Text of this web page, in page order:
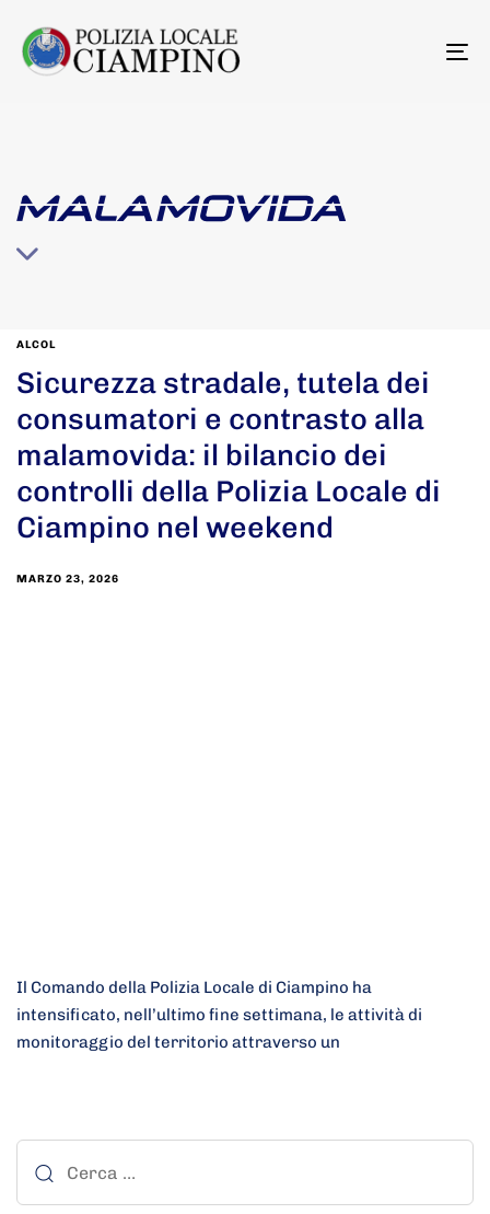
MALAMOVIDA
ALCOL
Sicurezza stradale, tutela dei
consumatori e contrasto alla
malamovida: il bilancio dei
controlli della Polizia Locale di
Ciampino nel weekend
MARZO 23, 2026
Il Comando della Polizia Locale di Ciampino ha
intensificato, nell’ultimo fine settimana, le attività di
monitoraggio del territorio attraverso un